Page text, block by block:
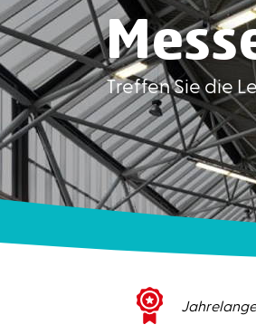
Treffen Sie die